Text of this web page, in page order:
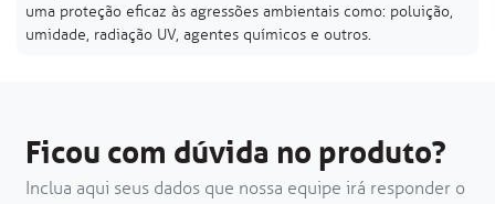
uma proteção eficaz às agressões ambientais como: poluição,
umidade, radiação UV, agentes químicos e outros.
Ficou com dúvida no produto?
Inclua aqui seus dados que nossa equipe irá responder o